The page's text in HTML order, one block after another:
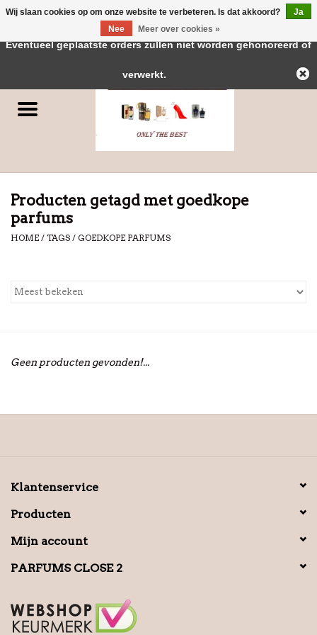
Parfums
Producten getagd met goedkope
parfums
HOME / TAGS / GOEDKOPE PARFUMS
Geen producten gevonden!...
Klantenservice
Producten
Mijn account
PARFUMS CLOSE 2
Wij slaan cookies op om onze website te verbeteren. Is dat akkoord?
Ja
Nee
Meer over cookies »
← Keer terug naar de backofficeDeze winkel is in aanbouw.
Eventueel geplaatste orders zullen niet worden gehonoreerd of
verwerkt.